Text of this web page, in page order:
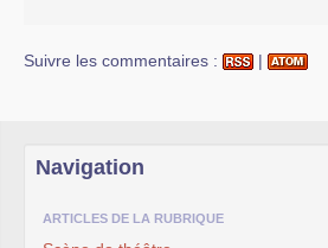
Suivre les commentaires : |
Navigation
ARTICLES DE LA RUBRIQUE